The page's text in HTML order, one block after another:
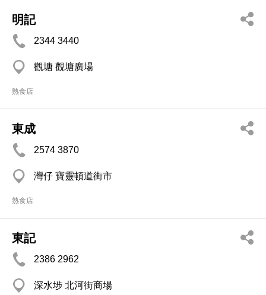
明記
2344 3440
觀塘 觀塘廣場
熟食店
東成
2574 3870
灣仔 寶靈頓道街市
熟食店
東記
2386 2962
深水埗 北河街商場